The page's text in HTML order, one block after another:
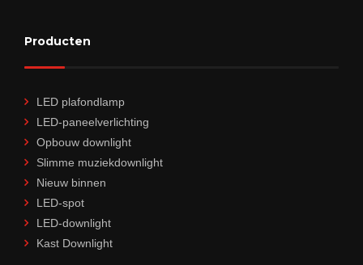
Producten
LED plafondlamp
LED-paneelverlichting
Opbouw downlight
Slimme muziekdownlight
Nieuw binnen
LED-spot
LED-downlight
Kast Downlight